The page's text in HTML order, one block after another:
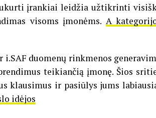
įrankiai leidžia užtikrinti
visoms įmonėms. A
duomenų rinkmenos
teikiančią įmonę. Šios
klausimus ir pasiūlys jums
idėjos